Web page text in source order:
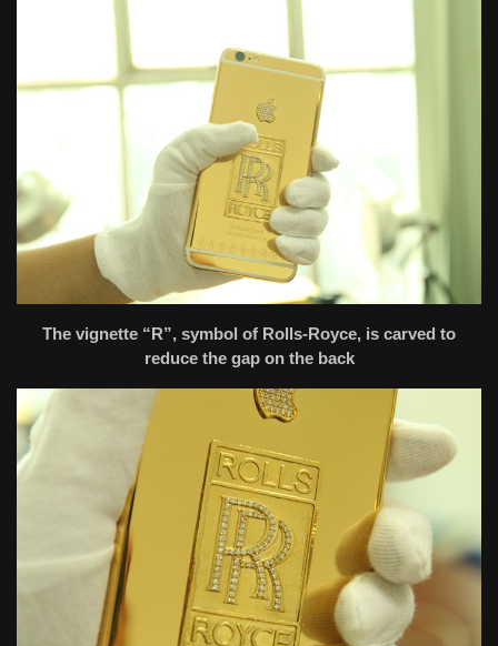
The vignette “R”, symbol of Rolls-Royce, is carved to
reduce the gap on the back